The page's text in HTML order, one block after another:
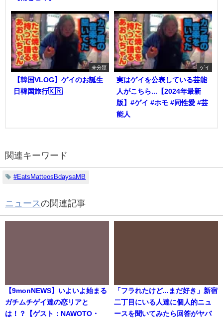
未分類
【韓国VLOG】ゲイのお誕生
日韓国旅行🇰🇷
ゲイ
実はゲイを公表している芸能
人がこちら...【2024年最新
版】#ゲイ #ホモ #同性愛 #芸
能人
関連キーワード
#EatsMatteosBdaysaMB
ニュースの関連記事
【9monNEWS】いよいよ始まる
ガチムチゲイ達の恋リアと
は！？【ゲスト：NAWOTO・
「フラれたけど...まだ好き」新宿
二丁目にいる人達に個人的ニュ
ースを聞いてみたら回答がヤバ